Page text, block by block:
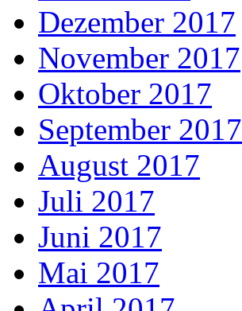
Dezember 2017
November 2017
Oktober 2017
September 2017
August 2017
Juli 2017
Juni 2017
Mai 2017